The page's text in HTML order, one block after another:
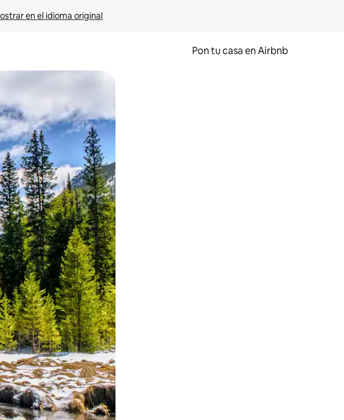
en el idioma original
Pon tu casa en Airbnb
con el tacto o desliza el dedo.